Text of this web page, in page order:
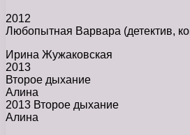
2012
Любопытная Варвара (детектив,
Ирина Жужаковская
2013
Второе дыхание
Алина
2013 Второе дыхание
Алина